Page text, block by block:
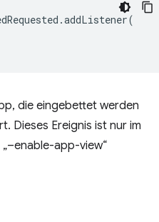
.addListener(
die eingebettet werden
Dieses Ereignis ist nur im
app-view“